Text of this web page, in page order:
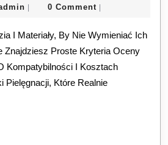
Jak
admin0 Comment
I Materiały, By Nie Wymieniać Ich
Znajdziesz Proste Kryteria Oceny
Kompatybilności I Kosztach
Pielęgnacji, Które Realnie